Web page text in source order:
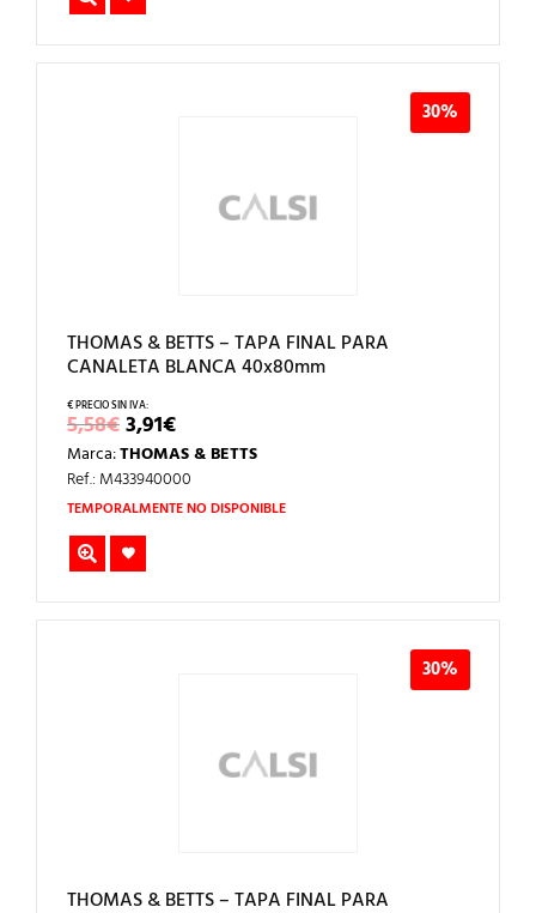
30%
THOMAS & BETTS – TAPA FINAL PARA
CANALETA BLANCA 40x80mm
5,58€EL
PRECIO
ORIGINAL
ERA:
5,58€.
3,91€EL
PRECIO
ACTUAL
ES:
3,91€.
Marca:THOMAS & BETTS
Ref.: M433940000
TEMPORALMENTE NO DISPONIBLE
30%
THOMAS & BETTS – TAPA FINAL PARA